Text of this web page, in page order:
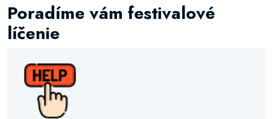
Poradíme vám festivalové
líčenie